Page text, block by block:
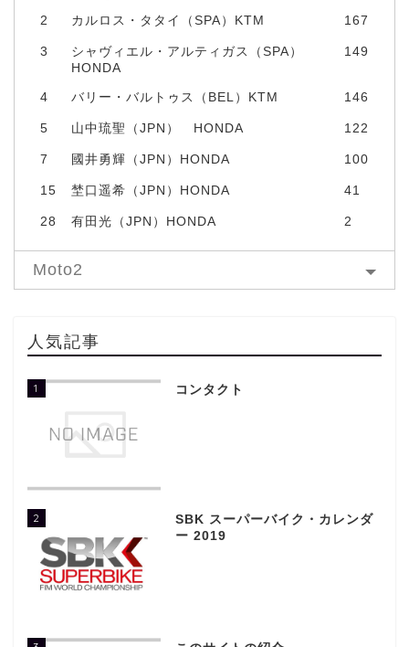
2 カルロス・タタイ（SPA）KTM 167
3
シャヴィエル・アルティガス（SPA）
HONDA
149
4 バリー・バルトゥス（BEL）KTM 146
5 山中琉聖（JPN） HONDA 122
7 國井勇輝（JPN）HONDA 100
15 埜口遥希（JPN）HONDA 41
28 有田光（JPN）HONDA 2
Moto2
人気記事
1 コンタクト
2
SBK スーパーバイク・カレンダ
ー 2019